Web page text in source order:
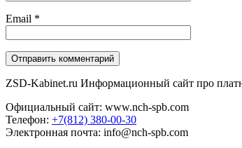
Email *
ZSD-Kabinet.ru Информационный сайт про
Официальный сайт: www.nch-spb.com
Телефон: +7(812) 380-00-30
Электронная почта: info@nch-spb.com